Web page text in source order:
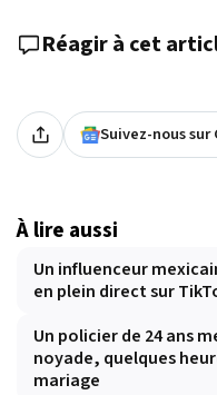
Réagir à cet
Suivez-nous sur
À lire aussi
Un influenceur
en plein direct sur
Un policier de 24 ans
noyade, quelques
mariage